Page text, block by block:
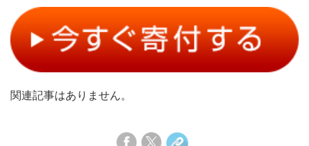
関連記事はありません。